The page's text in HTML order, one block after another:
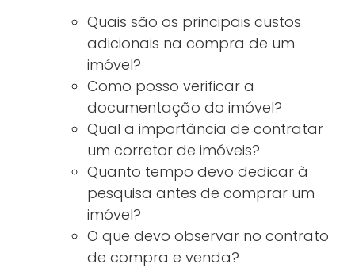
Quais são os principais custos
adicionais na compra de um
imóvel?
Como posso verificar a
documentação do imóvel?
Qual a importância de contratar
um corretor de imóveis?
Quanto tempo devo dedicar à
pesquisa antes de comprar um
imóvel?
O que devo observar no contrato
de compra e venda?